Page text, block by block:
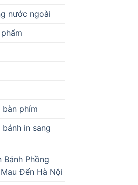
nước ngoài
bàn phím
bánh in sang
Bánh Phồng
Đến Hà Nội